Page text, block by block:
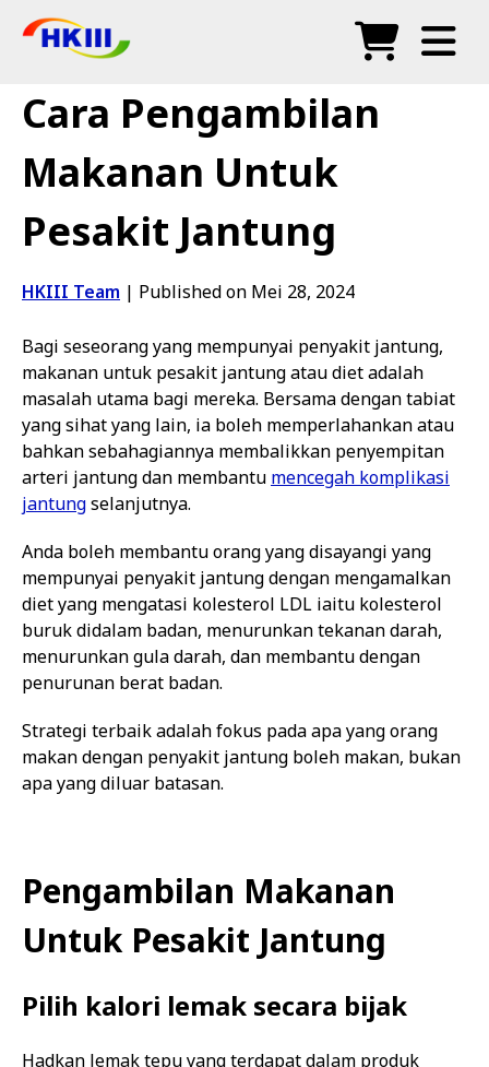
Soalan Lazim
Blog
Agen Sah
Kedai
Cara Pengambilan
Makanan Untuk
Pesakit Jantung
HKIII Team | Published on Mei 28, 2024
Bagi seseorang yang mempunyai penyakit jantung,
makanan untuk pesakit jantung atau diet adalah
masalah utama bagi mereka. Bersama dengan tabiat
yang sihat yang lain, ia boleh memperlahankan atau
bahkan sebahagiannya membalikkan penyempitan
arteri jantung dan membantu mencegah komplikasi
jantungselanjutnya.
Anda boleh membantu orang yang disayangi yang
mempunyai penyakit jantung dengan mengamalkan
diet yang mengatasi kolesterol LDL iaitu kolesterol
buruk didalam badan, menurunkan tekanan darah,
menurunkan gula darah, dan membantu dengan
penurunan berat badan.
Strategi terbaik adalah fokus pada apa yang orang
makan dengan penyakit jantung boleh makan, bukan
apa yang diluar batasan.
Pengambilan Makanan
Untuk Pesakit Jantung
Pilih kalori lemak secara bijak
Hadkan lemak tepu yang terdapat dalam produk